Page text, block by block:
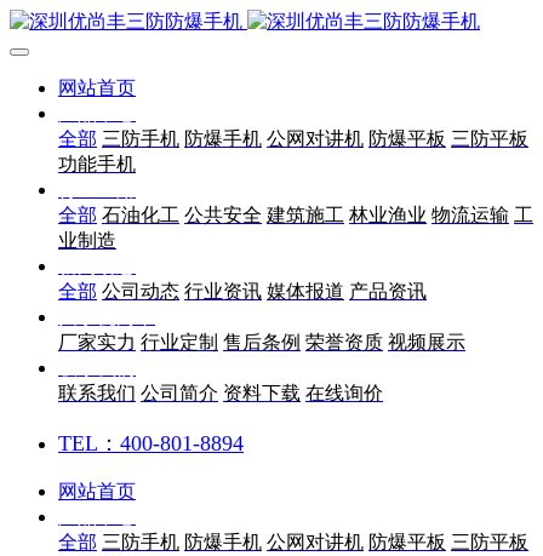
网站首页
全部 三防手机 防爆手机 公网对讲机 防爆平板 三防平板
功能手机
全部 石油化工 公共安全 建筑施工 林业渔业 物流运输 工
业制造
全部 公司动态 行业资讯 媒体报道 产品资讯
厂家实力 行业定制 售后条例 荣誉资质 视频展示
联系我们 公司简介 资料下载 在线询价
TEL：400-801-8894
网站首页
全部 三防手机 防爆手机 公网对讲机 防爆平板 三防平板